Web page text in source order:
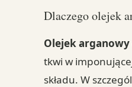
Dlaczego olejek
Olejek arganowy
tkwi w
składu. W